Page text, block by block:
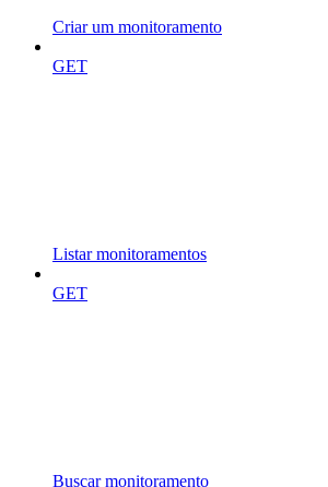
Criar um monitoramento
GET
Listar monitoramentos
GET
Buscar monitoramento